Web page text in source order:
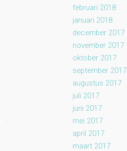
februari 2018
januari 2018
december 2017
november 2017
oktober 2017
september 2017
augustus 2017
juli 2017
juni 2017
mei 2017
april 2017
maart 2017